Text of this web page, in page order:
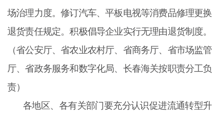
场治理力度。修订汽车、平板电视等消费品修理更换
退货责任规定。积极倡导企业实行无理由退货制度。
（省公安厅、省农业农村厅、省商务厅、省市场监管
厅、省政务服务和数字化局、长春海关按职责分工负
责）
各地区、各有关部门要充分认识促进流通转型升